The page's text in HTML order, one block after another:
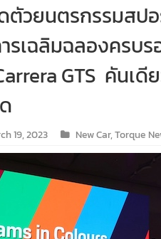
ดตัวยนตรกรรมสป
รเฉลิมฉลองครบ
GTS คันเดี
19, 2023 New Car,Torque